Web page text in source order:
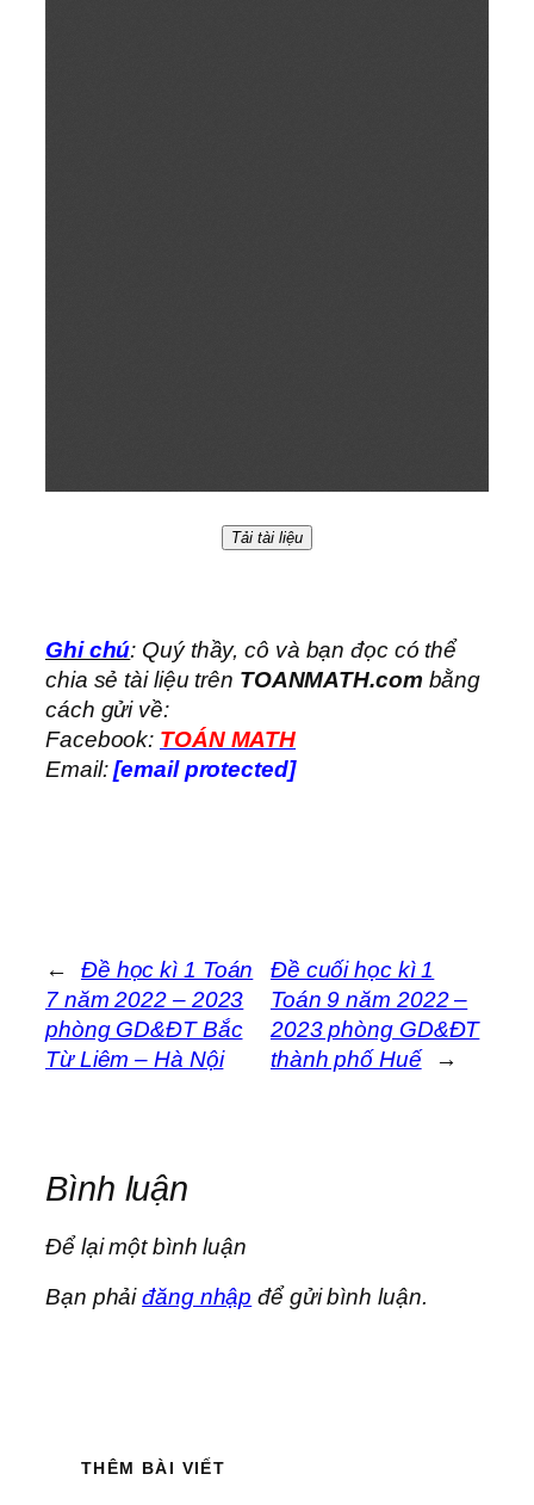
Tải tài liệu
Ghi chú: Quý thầy, cô và bạn đọc có thể
chia sẻ tài liệu trên TOANMATH.com bằng
cách gửi về:
Facebook: TOÁN MATH
Email:[email protected]
←
Đề học kì 1 Toán
7 năm 2022 – 2023
phòng GD&ĐT Bắc
Từ Liêm – Hà Nội
Đề cuối học kì 1
Toán 9 năm 2022 –
2023 phòng GD&ĐT
thành phố Huế
→
Bình luận
Để lại một bình luận
Bạn phảiđăng nhập để gửi bình luận.
THÊM BÀI VIẾT